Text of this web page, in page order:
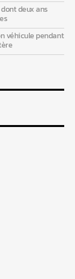
deux ans
véhicule pendant